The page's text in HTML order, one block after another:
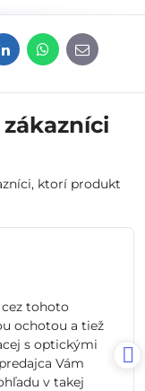
LinkedInWhatsApp
E-
mail
ktorí produkt
tohoto
ochotou a tiež
s optickými
Vám
v takej